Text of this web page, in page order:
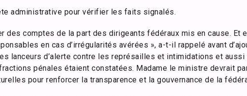
administrative pour vérifier les faits signalés.
des comptes de la part des dirigeants fédéraux mis en cause. Et
en cas d’irrégularités avérées », a-t-il rappelé avant
lanceurs d’alerte contre les représailles et intimidations et
pénales étaient constatées. Madame le ministre devrait
pour renforcer la transparence et la gouvernance de la